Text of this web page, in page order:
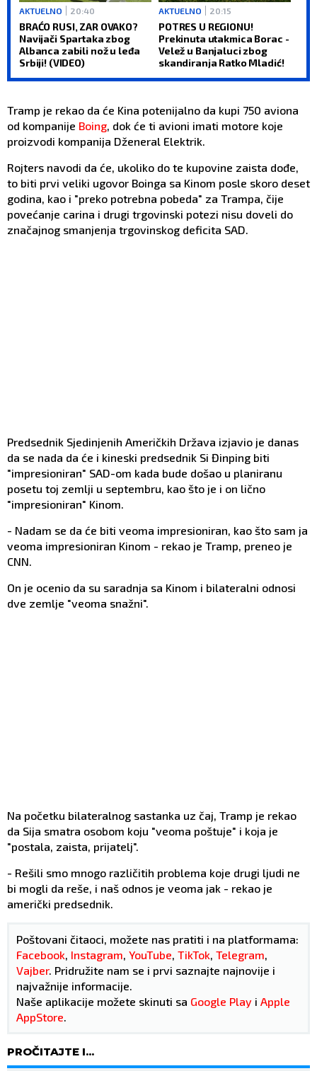
AKTUELNO 20:40
BRAĆO RUSI, ZAR OVAKO?
Navijači Spartaka zbog
Albanca zabili nož u leđa
Srbiji! (VIDEO)
AKTUELNO 20:15
POTRES U REGIONU!
Prekinuta utakmica Borac -
Velež u Banjaluci zbog
skandiranja Ratko Mladić!
Tramp je rekao da će Kina potenijalno da kupi 750 aviona
od kompanije Boing, dok će ti avioni imati motore koje
proizvodi kompanija Dženeral Elektrik.
Rojters navodi da će, ukoliko do te kupovine zaista dođe,
to biti prvi veliki ugovor Boinga sa Kinom posle skoro deset
godina, kao i "preko potrebna pobeda" za Trampa, čije
povećanje carina i drugi trgovinski potezi nisu doveli do
značajnog smanjenja trgovinskog deficita SAD.
Predsednik Sjedinjenih Američkih Država izjavio je danas
da se nada da će i kineski predsednik Si Đinping biti
"impresioniran" SAD-om kada bude došao u planiranu
posetu toj zemlji u septembru, kao što je i on lično
"impresioniran" Kinom.
- Nadam se da će biti veoma impresioniran, kao što sam ja
veoma impresioniran Kinom - rekao je Tramp, preneo je
CNN.
On je ocenio da su saradnja sa Kinom i bilateralni odnosi
dve zemlje "veoma snažni".
Na početku bilateralnog sastanka uz čaj, Tramp je rekao
da Sija smatra osobom koju "veoma poštuje" i koja je
"postala, zaista, prijatelj".
- Rešili smo mnogo različitih problema koje drugi ljudi ne
bi mogli da reše, i naš odnos je veoma jak - rekao je
američki predsednik.
Poštovani čitaoci, možete nas pratiti i na platformama:
Facebook, Instagram, YouTube, TikTok, Telegram,
Vajber. Pridružite nam se i prvi saznajte najnovije i
najvažnije informacije.
Naše aplikacije možete skinuti sa Google Play i Apple
AppStore.
PROČITAJTE I...